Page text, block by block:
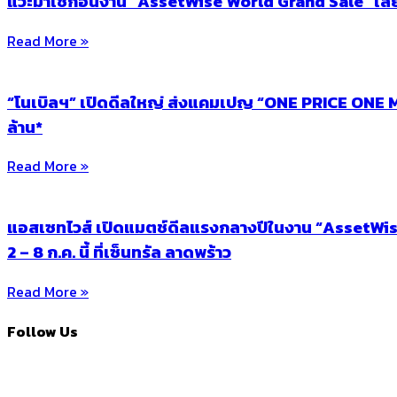
Read More »
“โนเบิลฯ” เปิดดีลใหญ่ ส่งแคมเปญ “ONE PRICE
ล้าน*
Read More »
แอสเซทไวส์ เปิดแมตช์ดีลแรงกลางปีในงาน
2 – 8 ก.ค. นี้ ที่เซ็นทรัล ลาดพร้าว
Read More »
Follow Us